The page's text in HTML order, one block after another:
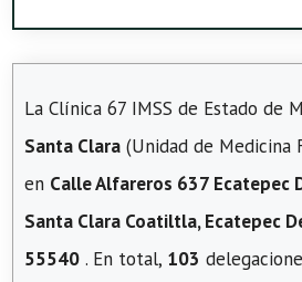
La Clínica 67 IMSS de Estado de
Santa Clara (Unidad de Medicina
en Calle Alfareros 637 Ecatepec
Santa Clara Coatiltla, Ecatepec
55540 . En total, 103